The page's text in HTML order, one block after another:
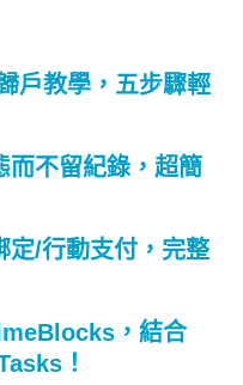
戶教學，五步驟輕
而不留紀錄，超簡
/行動支付，完整
，結合
！